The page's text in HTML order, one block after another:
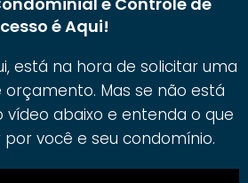
é Aqui!
está na hora de solicitar uma
Mas se não está
vídeo abaixo e entenda o que
você e seu condomínio.